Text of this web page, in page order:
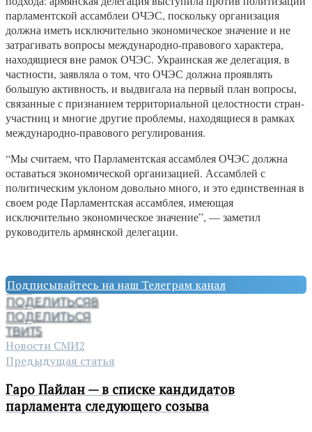
парламентской ассамблеи ОЧЭС, поскольку организация
должна иметь исключительно экономическое значение и не
затрагивать вопросы международно-правового характера,
находящиеся вне рамок ОЧЭС. Украинская же делегация, в
частности, заявляла о том, что ОЧЭС должна проявлять
большую активность, и выдвигала на первый план вопросы,
связанные с признанием территориальной целостности стран-
участниц и многие другие проблемы, находящиеся в рамках
международно-правового регулирования.
“Мы считаем, что Парламентская ассамблея ОЧЭС должна
оставаться экономической организацией. Ассамблей с
политическим уклоном довольно много, и это единственная в
своем роде Парламентская ассамблея, имеющая
исключительно экономическое значение”, — заметил
руководитель армянской делегации.
Подписывайтесь на наш Телеграм канал
ПОДЕЛИТЬСЯ8
ПОДЕЛИТЬСЯ
ТВИТ5
Новости СМИ2
Предыдущая статья
Гаро Пайлан — в списке кандидатов
парламента следующего созыва